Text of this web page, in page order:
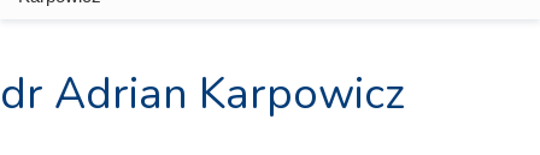
dr Adrian Karpowicz